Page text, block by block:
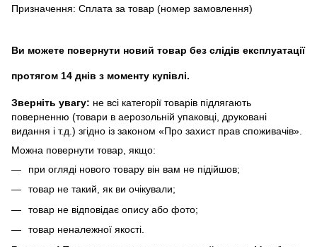
Призначення: Сплата за товар (номер замовлення)
Ви можете повернути новий товар без слідів експлуатації
протягом 14 днів з моменту купівлі.
Зверніть увагу: не всі категорії товарів підлягають
поверненню (товари в аерозольній упаковці, друковані
видання і т.д.) згідно із законом «Про захист прав споживачів».
Можна повернути товар, якщо:
при огляді нового товару він вам не підійшов;
товар не такий, як ви очікували;
товар не відповідає опису або фото;
товар неналежної якості.